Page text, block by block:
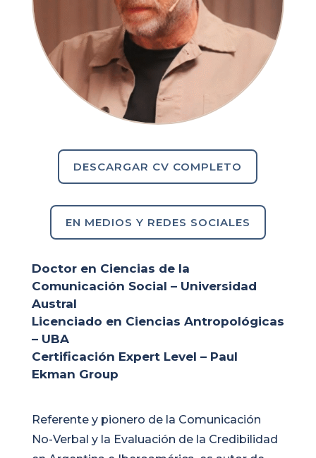
DESCARGAR CV COMPLETO
EN MEDIOS Y REDES SOCIALES
Doctor en Ciencias de la
Comunicación Social – Universidad
Austral
Licenciado en Ciencias Antropológicas
– UBA
Certificación Expert Level – Paul
Ekman Group
Referente y pionero de la Comunicación
No-Verbal y la Evaluación de la Credibilidad